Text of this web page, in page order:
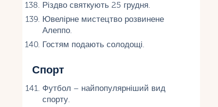
Різдво святкують 25 грудня.
Ювелірне мистецтво розвинене
Алеппо.
Гостям подають солодощі.
Спорт
Футбол – найпопулярніший вид
спорту.